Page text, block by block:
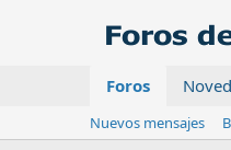
Foros
Nuevos mensajes